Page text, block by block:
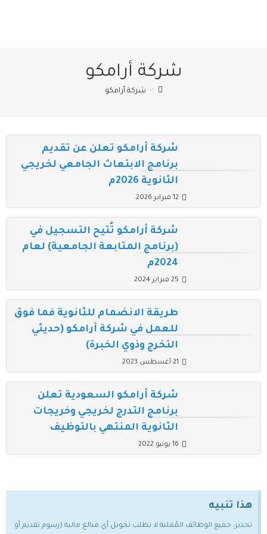
شركة أرامكو
> شركة أرامكو
شركة أرامكو تعلن عن تقديم
برنامج الابتعاث الجامعي لخريجي
الثانوية 2026م
12 فبراير 2026
شركة أرامكو تُتيح التسجيل في
(برنامج المتابعة الجامعية) لعام
2024م
25 فبراير 2024
طريقة الانضمام للثانوية فما فوق
للعمل في شركة أرامكو (حديثي
التخرج وذوي الخبرة)
21 أغسطس 2023
شركة أرامكو السعودية تعلن
برنامج التدرج لخريجي وخريجات
الثانوية المنتهي بالتوظيف
16 يونيو 2022
هذا تنبيه
تحذير: جميع الوظائف المُعلنة لا تطلب تحويل أي مبالغ مالية (رسوم تقديم أو